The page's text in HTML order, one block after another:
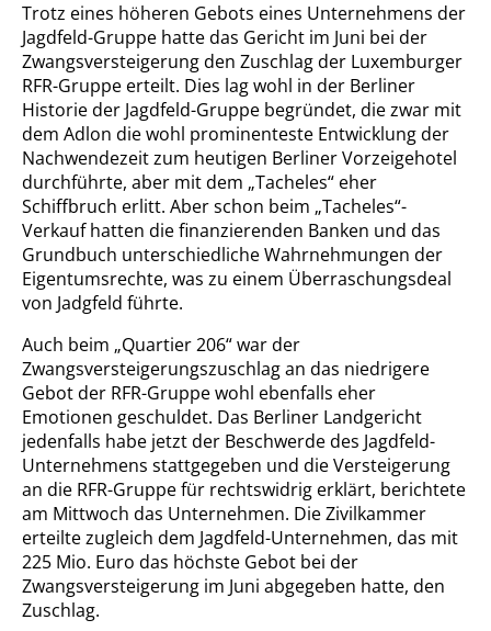
Trotz eines höheren Gebots eines Unternehmens der
Jagdfeld-Gruppe hatte das Gericht im Juni bei der
Zwangsversteigerung den Zuschlag der Luxemburger
RFR-Gruppe erteilt. Dies lag wohl in der Berliner
Historie der Jagdfeld-Gruppe begründet, die zwar mit
dem Adlon die wohl prominenteste Entwicklung der
Nachwendezeit zum heutigen Berliner Vorzeigehotel
durchführte, aber mit dem „Tacheles“ eher
Schiffbruch erlitt. Aber schon beim „Tacheles“-
Verkauf hatten die finanzierenden Banken und das
Grundbuch unterschiedliche Wahrnehmungen der
Eigentumsrechte, was zu einem Überraschungsdeal
von Jadgfeld führte.
Auch beim „Quartier 206“ war der
Zwangsversteigerungszuschlag an das niedrigere
Gebot der RFR-Gruppe wohl ebenfalls eher
Emotionen geschuldet. Das Berliner Landgericht
jedenfalls habe jetzt der Beschwerde des Jagdfeld-
Unternehmens stattgegeben und die Versteigerung
an die RFR-Gruppe für rechtswidrig erklärt, berichtete
am Mittwoch das Unternehmen. Die Zivilkammer
erteilte zugleich dem Jagdfeld-Unternehmen, das mit
225 Mio. Euro das höchste Gebot bei der
Zwangsversteigerung im Juni abgegeben hatte, den
Zuschlag.